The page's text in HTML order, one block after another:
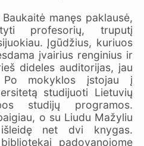
manęs paklausė,
profesorių, truputį
Įgūdžius, kuriuos
įvairius renginius ir
dideles auditorijas, jau
Po mokyklos įstojau į
studijuoti Lietuvių
studijų programos.
o su Liudu Mažyliu
net dvi knygas.
padovanojome